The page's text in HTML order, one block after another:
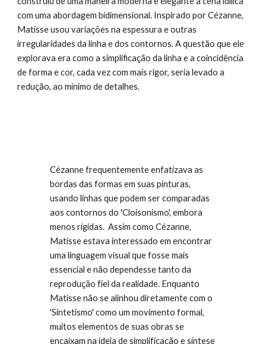
com uma abordagem bidimensional. Inspirado por Cézanne,
Matisse usou variações na espessura e outras
irregularidades da linha e dos contornos. A questão que ele
explorava era como a simplificação da linha e a coincidência
de forma e cor, cada vez com mais rigor, seria levado a
redução, ao mínimo de detalhes.
Cézanne frequentemente enfatizava as
bordas das formas em suas pinturas,
usando linhas que podem ser comparadas
aos contornos do 'Cloisonismo', embora
menos rígidas. Assim como Cézanne,
Matisse estava interessado em encontrar
uma linguagem visual que fosse mais
essencial e não dependesse tanto da
reprodução fiel da realidade. Enquanto
Matisse não se alinhou diretamente com o
'Sintetismo' como um movimento formal,
muitos elementos de suas obras se
encaixam na ideia de simplificação e síntese